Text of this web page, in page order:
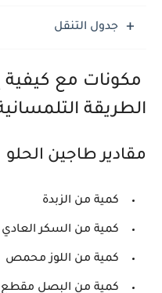
جدول التنقل
مكونات مع كيفية
الطريقة
مقادير طاجين الحلو
كمية من الزبدة
كمية من السكر العادي
كمية من اللوز محمص
كمية من البصل مقطع